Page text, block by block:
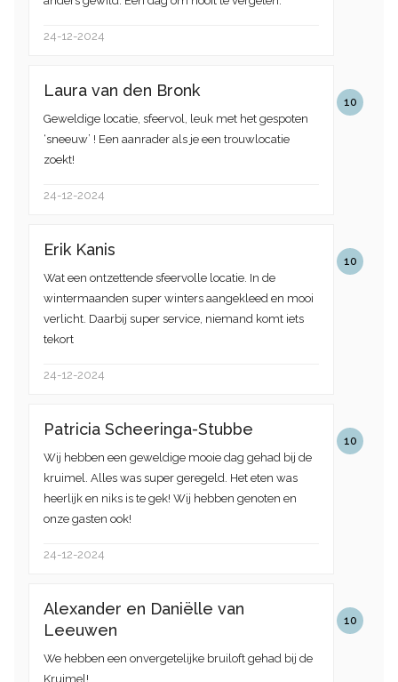
24-12-2024
10
Laura van den Bronk
Geweldige locatie, sfeervol, leuk met het gespoten
‘sneeuw’ ! Een aanrader als je een trouwlocatie
zoekt!
24-12-2024
10
Erik Kanis
Wat een ontzettende sfeervolle locatie. In de
wintermaanden super winters aangekleed en mooi
verlicht. Daarbij super service, niemand komt iets
tekort
24-12-2024
10
Patricia Scheeringa-Stubbe
Wij hebben een geweldige mooie dag gehad bij de
kruimel. Alles was super geregeld. Het eten was
heerlijk en niks is te gek! Wij hebben genoten en
onze gasten ook!
24-12-2024
10
Alexander en Daniëlle van
Leeuwen
We hebben een onvergetelijke bruiloft gehad bij de
Kruimel!